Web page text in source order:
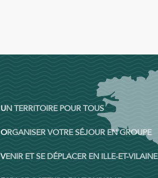
UN TERRITOIRE POUR TOUS
ORGANISER VOTRE SÉJOUR EN GROUPE
VENIR ET SE DÉPLACER EN ILLE-ET-VILAINE